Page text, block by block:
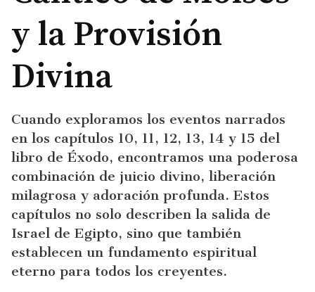
y la Provisión
Divina
Cuando exploramos los eventos narrados
en los capítulos 10, 11, 12, 13, 14 y 15 del
libro de Éxodo, encontramos una poderosa
combinación de juicio divino, liberación
milagrosa y adoración profunda. Estos
capítulos no solo describen la salida de
Israel de Egipto, sino que también
establecen un fundamento espiritual
eterno para todos los creyentes.